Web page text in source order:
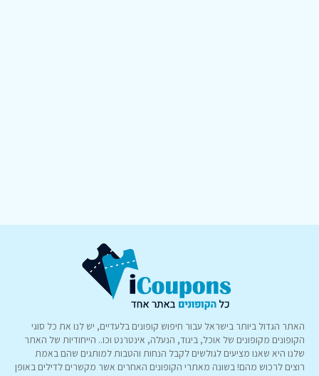
האתר הגדול ביותר בישראל עבור חיפוש קופונים בלעדיים, יש לנו את כל סוגי
הקופונים מקופונים של אוכל, ביגוד, הנעלה, אינטרנט וכו.. הייחודיות של האתר
שלנו היא שאנו מציעים לגולשים לקבל הנחות והטבות למותגים שהם באמת
רוצים לרכוש מהם! בשונה מאתרי הקופונים האחרים אשר מקשרים לדילים באופן